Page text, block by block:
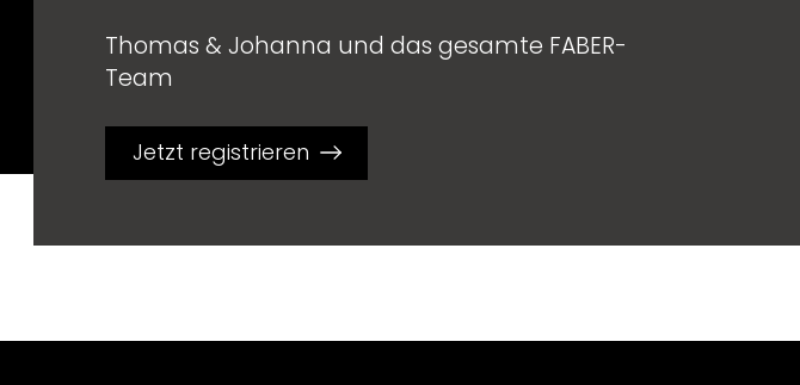
Thomas & Johanna und das gesamte FABER-
Team
Jetzt registrieren